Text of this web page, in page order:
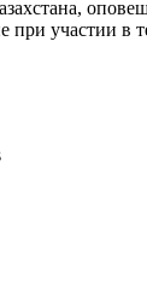
при участии в